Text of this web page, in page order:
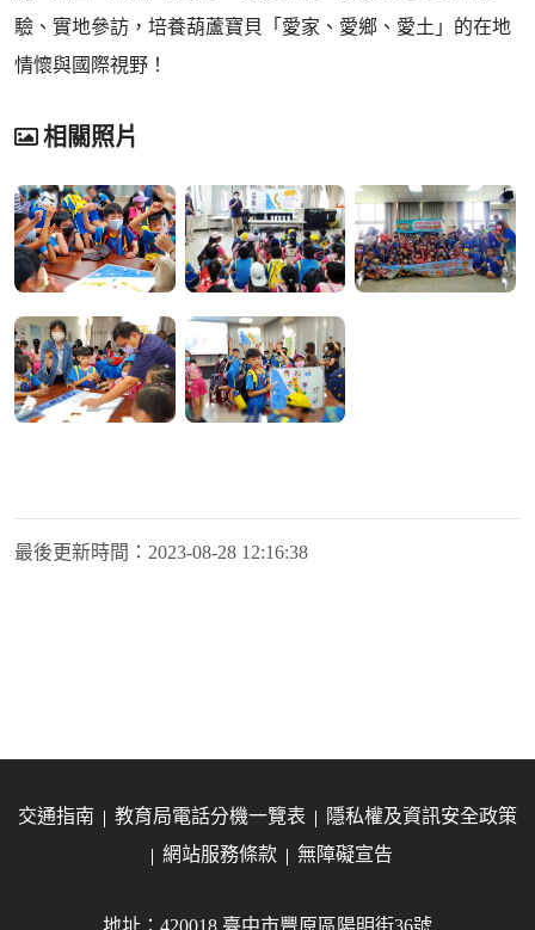
驗、實地參訪，培養葫蘆寶貝「愛家、愛鄉、愛土」的在地
情懷與國際視野！
相關照片
最後更新時間： 2023-08-28 12:16:38
交通指南 教育局電話分機一覽表
隱私權及資訊安全政策
網站服務條款
無障礙宣告